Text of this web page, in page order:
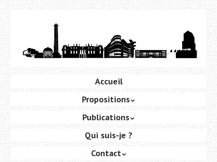
principal
au
Accueil
Propositions
Publications
Qui suis-je ?
Contact